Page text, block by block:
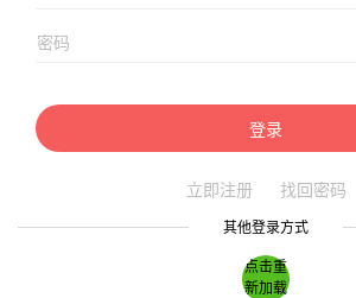
登录
立即注册 找回密码
其他登录方式
点击重
新加载